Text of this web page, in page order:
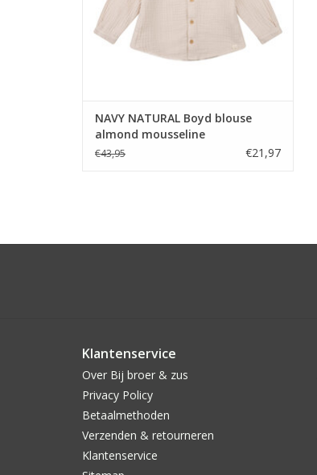
NAVY NATURAL Boyd blouse
almond mousseline
€43,95 €21,97
Klantenservice
Over Bij broer & zus
Privacy Policy
Betaalmethoden
Verzenden & retourneren
Klantenservice